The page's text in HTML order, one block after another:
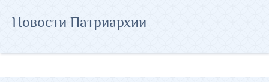
Новости Патриархии